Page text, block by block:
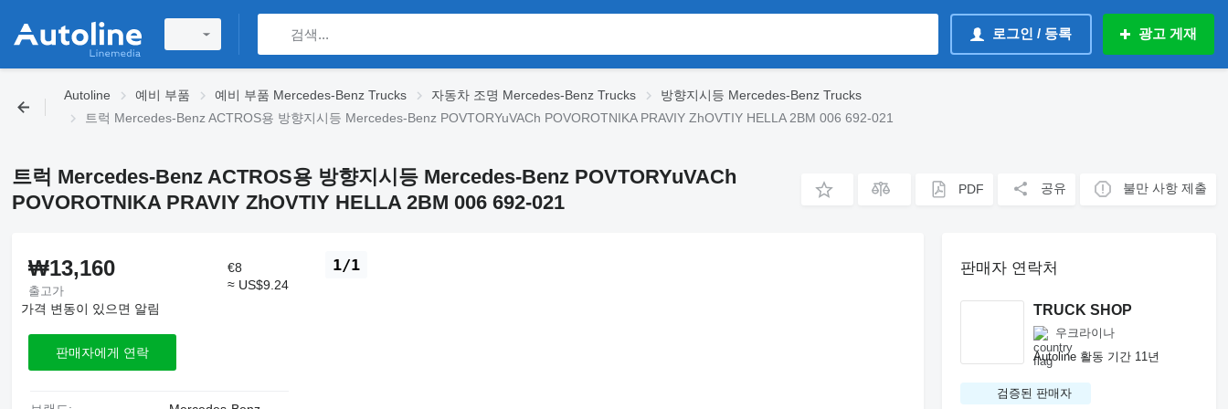
로그인 / 등록 광고 게재
Autoline 예비 부품 예비 부품 Mercedes-Benz Trucks 자동차 조명 Mercedes-Benz Trucks
방향지시등 Mercedes-Benz Trucks
트럭 Mercedes-Benz ACTROS용 방향지시등 Mercedes-Benz POVTORYuVACh POVOROTNIKA PRAVIY ZhOVTIY HELLA 2BM 006 692-021
트럭 Mercedes-Benz ACTROS용 방향지시등 Mercedes-Benz POVTORYuVACh
POVOROTNIKA PRAVIY ZhOVTIY HELLA 2BM 006 692-021
PDF 공유 불만 사항 제출
1/1
₩13,160
출고가
€8
≈ US$9.24
가격 변동이 있으면 알림
판매자에게 연락
판매자 연락처
TRUCK SHOP
우크라이나
Autoline 활동 기간 11년
검증된 판매자